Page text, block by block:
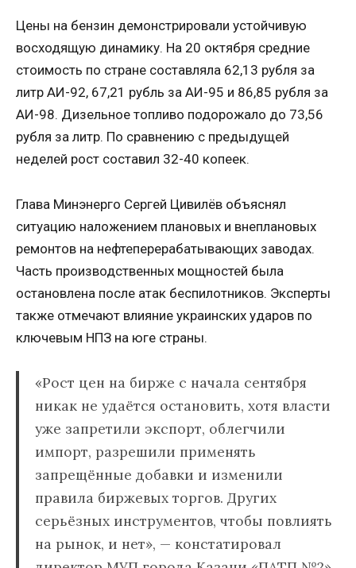
Цены на бензин демонстрировали устойчивую
восходящую динамику. На 20 октября средние
стоимость по стране составляла 62,13 рубля за
литр АИ-92, 67,21 рубль за АИ-95 и 86,85 рубля за
АИ-98. Дизельное топливо подорожало до 73,56
рубля за литр. По сравнению с предыдущей
неделей рост составил 32-40 копеек.
Глава Минэнерго Сергей Цивилёв объяснял
ситуацию наложением плановых и внеплановых
ремонтов на нефтеперерабатывающих заводах.
Часть производственных мощностей была
остановлена после атак беспилотников. Эксперты
также отмечают влияние украинских ударов по
ключевым НПЗ на юге страны.
«Рост цен на бирже с начала сентября
никак не удаётся остановить, хотя власти
уже запретили экспорт, облегчили
импорт, разрешили применять
запрещённые добавки и изменили
правила биржевых торгов. Других
серьёзных инструментов, чтобы повлиять
на рынок, и нет», — констатировал